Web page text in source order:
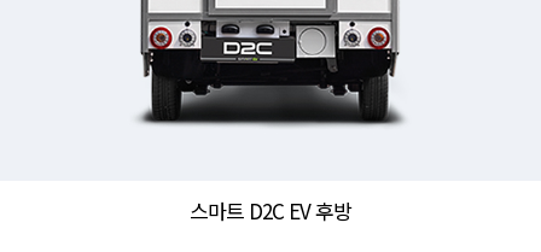
스마트 D2C EV 후방